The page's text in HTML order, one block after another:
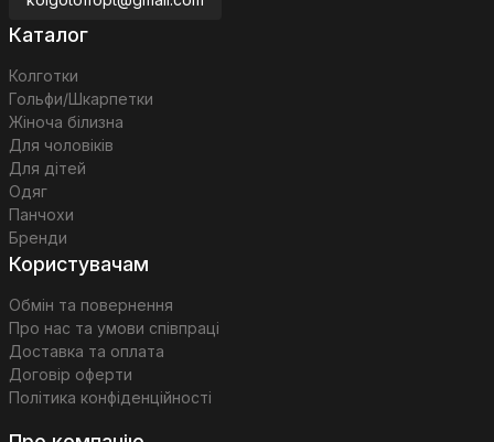
Каталог
Колготки
Гольфи/Шкарпетки
Жіноча білизна
Для чоловіків
Для дітей
Одяг
Панчохи
Бренди
Користувачам
Обмін та повернення
Про нас та умови співпраці
Доставка та оплата
Договір оферти
Політика конфіденційності